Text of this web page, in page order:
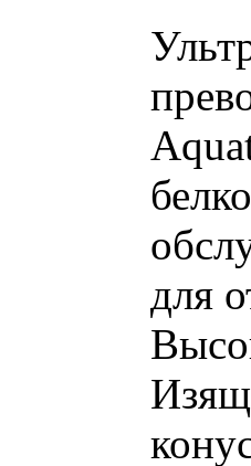
для